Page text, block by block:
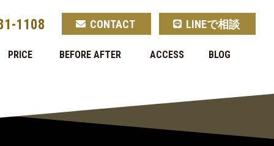
1108 CONTACT LINEで相談
PRICE BEFORE AFTER ACCESS BLOG